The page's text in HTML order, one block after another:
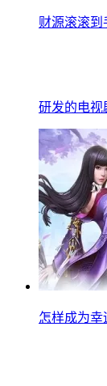
财源滚滚到
研发的电视
怎样成为幸